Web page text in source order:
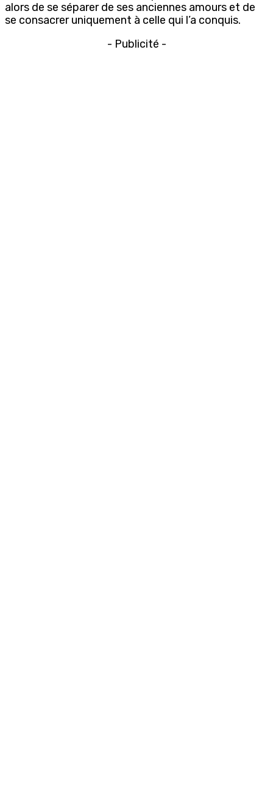
alors de se séparer de ses anciennes amours et de
se consacrer uniquement à celle qui l’a conquis.
- Publicité -